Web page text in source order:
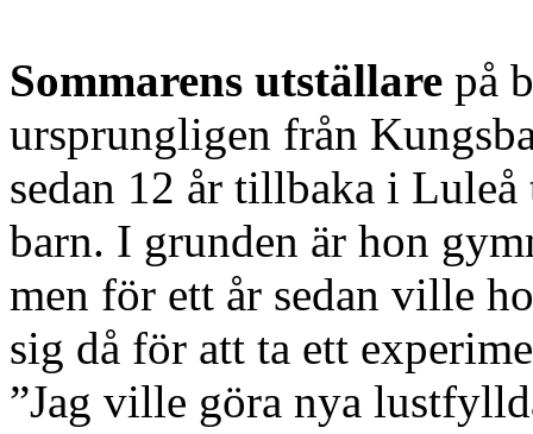
Sommarens utställare på
ursprungligen från
sedan 12 år tillbaka i
barn. I grunden är hon
men för ett år sedan ville
sig då för att ta ett
”Jag ville göra nya